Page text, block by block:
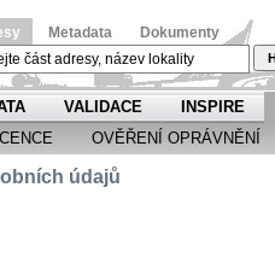
Metadata Dokumenty
VALIDACE
INSPIRE
OVĚŘENÍ OPRÁVNĚNÍ
údajů